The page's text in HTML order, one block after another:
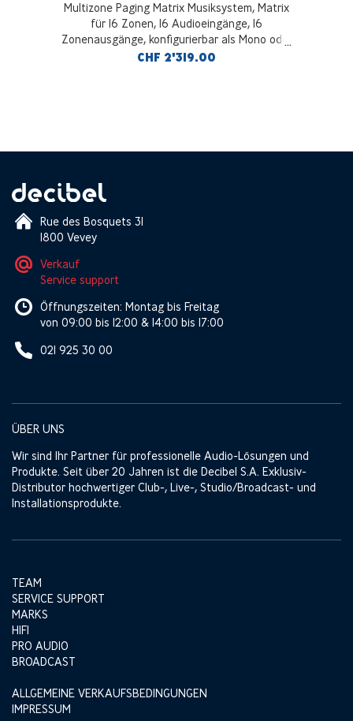
Multizone Paging Matrix Musiksystem, Matrix
für 16 Zonen, 16 Audioeingänge, 16
Zonenausgänge, konfigurierbar als Mono oder
Stereo, Anschluss für 2 Paging-Panels MPC16A,
CHF 2'319.00
Rue des Bosquets 31
1800 Vevey
Verkauf
Service support
Öffnungszeiten: Montag bis Freitag
von 09:00 bis 12:00 & 14:00 bis 17:00
021 925 30 00
ÜBER UNS
Wir sind Ihr Partner für professionelle Audio-Lösungen und
Produkte. Seit über 20 Jahren ist die Decibel S.A. Exklusiv-
Distributor hochwertiger Club-, Live-, Studio/Broadcast- und
Installationsprodukte.
TEAM
SERVICE SUPPORT
MARKS
HIFI
PRO AUDIO
BROADCAST
ALLGEMEINE VERKAUFSBEDINGUNGEN
IMPRESSUM